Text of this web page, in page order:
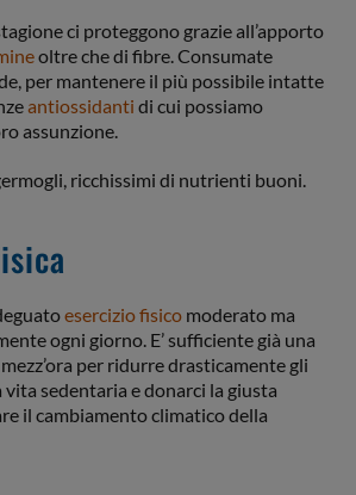
ci proteggono grazie all’apporto
oltre che di fibre. Consumate
per mantenere il più possibile intatte
antiossidanti di cui possiamo
assunzione.
ricchissimi di nutrienti buoni.
esercizio fisico moderato ma
ogni giorno. E’ sufficiente già una
per ridurre drasticamente gli
sedentaria e donarci la giusta
il cambiamento climatico della